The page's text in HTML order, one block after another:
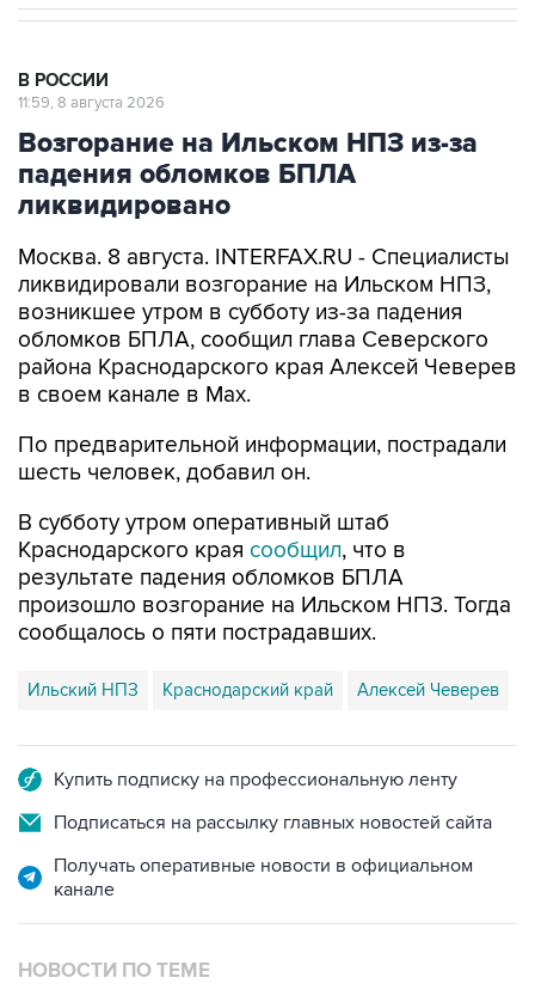
В РОССИИ
11:59, 8 августа 2026
Возгорание на Ильском НПЗ из-за
падения обломков БПЛА
ликвидировано
Москва. 8 августа. INTERFAX.RU - Специалисты
ликвидировали возгорание на Ильском НПЗ,
возникшее утром в субботу из-за падения
обломков БПЛА, сообщил глава Северского
района Краснодарского края Алексей Чеверев
в своем канале в Max.
По предварительной информации, пострадали
шесть человек, добавил он.
В субботу утром оперативный штаб
Краснодарского края сообщил, что в
результате падения обломков БПЛА
произошло возгорание на Ильском НПЗ. Тогда
сообщалось о пяти пострадавших.
Ильский НПЗ Краснодарский край Алексей Чеверев
Купить подписку на профессиональную ленту
Подписаться на рассылку главных новостей сайта
Получать оперативные новости в официальном
канале
НОВОСТИ ПО ТЕМЕ